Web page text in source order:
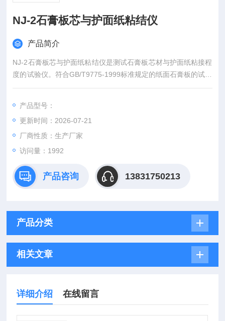
NJ-2石膏板芯与护面纸粘结仪
产品简介
NJ-2石膏板芯与护面纸粘结仪是测试石膏板芯材与护面纸粘接程
度的试验仪。符合GB/T9775-1999标准规定的纸面石膏板的试验
方法。
产品型号：
更新时间：2026-07-21
厂商性质：生产厂家
访问量：1992
产品咨询 13831750213
产品分类
相关文章
详细介绍 在线留言